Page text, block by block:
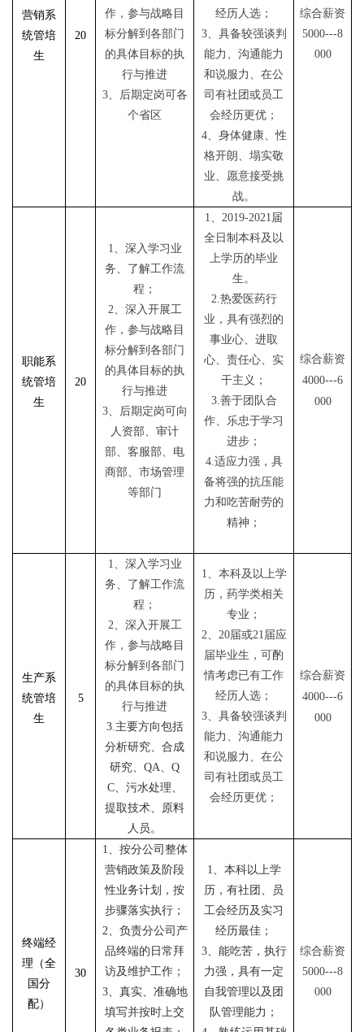
营销系
统管培
生
20
作，参与战略目
标分解到各部门
的具体目标的执
行与推进
3、后期定岗可各
个省区
经历人选；
3、具备较强谈判
能力、沟通能力
和说服力、在公
司有社团或员工
会经历更优；
4、身体健康、性
格开朗、塌实敬
业、愿意接受挑
战。
综合薪资
5000---8
000
职能系
统管培
生
20
1、深入学习业
务、了解工作流
程；
2、深入开展工
作，参与战略目
标分解到各部门
的具体目标的执
行与推进
3、后期定岗可向
人资部、审计
部、客服部、电
商部、市场管理
等部门
1、2019-2021届
全日制本科及以
上学历的毕业
生。
2.热爱医药行
业，具有强烈的
事业心、进取
心、责任心、实
干主义；
3.善于团队合
作、乐忠于学习
进步；
4.适应力强，具
备将强的抗压能
力和吃苦耐劳的
精神；
综合薪资
4000---6
000
生产系
统管培
生
5
1、深入学习业
务、了解工作流
程；
2、深入开展工
作，参与战略目
标分解到各部门
的具体目标的执
行与推进
3.主要方向包括
分析研究、合成
研究、QA、Q
C、污水处理、
提取技术、原料
人员。
1、本科及 以上学
历，药学类相关
专业；
2、20届或21届应
届毕业生，可酌
情考虑已有工作
经历人选；
3、具备较强谈判
能力、沟通能力
和说服力、在公
司有社团或员工
会经历更优；
综合薪资
4000---6
000
终端经
理（全
国分
配）
30
1、按分公司整体
营销政策及阶段
性业务计划，按
步骤落实执行；
2、负责分公司产
品终端的日常拜
访及维护工作；
3、真实、准确地
填写并按时上交
1、 本科以上学
历， 有社团、员
工会经历及实习
经历最佳；
3、能吃苦，执行
力强 ， 具有一定
自我管理以及团
队管理能力；
综合薪资
5000---8
000